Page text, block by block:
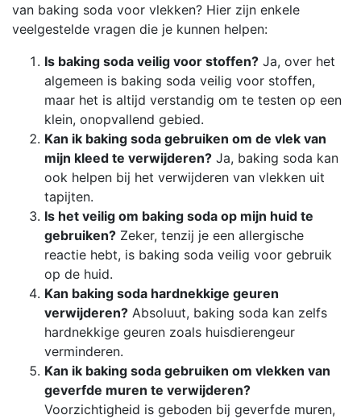
van baking soda voor vlekken? Hier zijn enkele
veelgestelde vragen die je kunnen helpen:
Is baking soda veilig voor stoffen? Ja, over het
algemeen is baking soda veilig voor stoffen,
maar het is altijd verstandig om te testen op een
klein, onopvallend gebied.
Kan ik baking soda gebruiken om de vlek van
mijn kleed te verwijderen? Ja, baking soda kan
ook helpen bij het verwijderen van vlekken uit
tapijten.
Is het veilig om baking soda op mijn huid te
gebruiken? Zeker, tenzij je een allergische
reactie hebt, is baking soda veilig voor gebruik
op de huid.
Kan baking soda hardnekkige geuren
verwijderen? Absoluut, baking soda kan zelfs
hardnekkige geuren zoals huisdierengeur
verminderen.
Kan ik baking soda gebruiken om vlekken van
geverfde muren te verwijderen?
Voorzichtigheid is geboden bij geverfde muren,